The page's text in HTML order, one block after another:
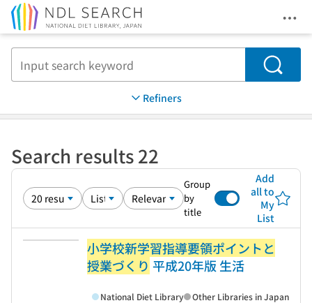
Search
Refiners
Search results 22
Group
by
title
Add
all to
My
List
小学校新学習指導要領ポイントと
授業づくり 平成20年版 生活
National Diet Library Other Libraries in Japan